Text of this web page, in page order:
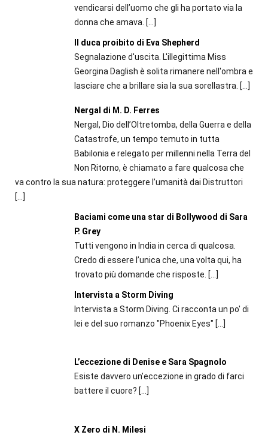
vendicarsi dell’uomo che gli ha portato via la
donna che amava. […]
Il duca proibito di Eva Shepherd
Segnalazione d'uscita. L'illegittima Miss
Georgina Daglish è solita rimanere nell'ombra e
lasciare che a brillare sia la sua sorellastra. […]
Nergal di M. D. Ferres
Nergal, Dio dell’Oltretomba, della Guerra e della
Catastrofe, un tempo temuto in tutta
Babilonia e relegato per millenni nella Terra del
Non Ritorno, è chiamato a fare qualcosa che
va contro la sua natura: proteggere l’umanità dai Distruttori
[…]
Baciami come una star di Bollywood di Sara
P. Grey
Tutti vengono in India in cerca di qualcosa.
Credo di essere l’unica che, una volta qui, ha
trovato più domande che risposte. […]
Intervista a Storm Diving
Intervista a Storm Diving. Ci racconta un po' di
lei e del suo romanzo "Phoenix Eyes" […]
L’eccezione di Denise e Sara Spagnolo
Esiste davvero un’eccezione in grado di farci
battere il cuore? […]
X Zero di N. Milesi